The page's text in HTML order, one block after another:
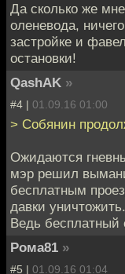
Да сколько же
оленевода,
застройке и
остановки!
QashAK »
#4 | 01.09.16 01:00
> Собянин
Ожидаются
мэр решил
бесплатным
давки уничтожить.
Ведь бесплатный
Рома81 »
#5 | 01.09.16 01:04